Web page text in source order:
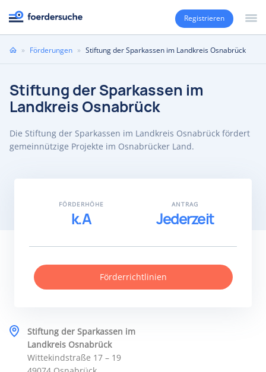
Registrieren
Sie» Förderungen » Stiftung der Sparkassen im Landkreis Osnabrück
Stiftung der Sparkassen im
Landkreis Osnabrück
Die Stiftung der Sparkassen im Landkreis Osnabrück fördert
gemeinnützige Projekte im Osnabrücker Land.
Stiftung der Sparkassen im
Landkreis Osnabrück
Wittekindstraße 17 – 19
FÖRDERHÖHE
k.A
ANTRAG
Jederzeit
Förderrichtlinien